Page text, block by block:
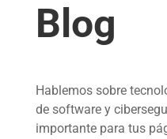
Blog
Hablemos sobre
de software y
importante para tus